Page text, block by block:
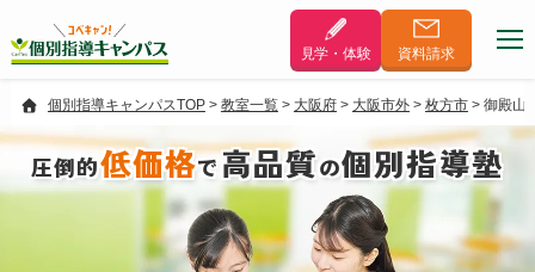
見学・体験 資料請求
個別指導キャンパスTOP> 教室一覧> 大阪府> 大阪市外> 枚方市> 御殿山
圧倒的低価格で高品質の個別指導塾